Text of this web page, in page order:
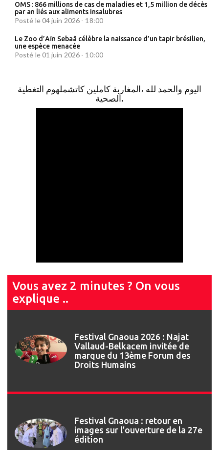
OMS : 866 millions de cas de maladies et 1,5 million de décès
par an liés aux aliments insalubres
Posté le 04 juin 2026 - 18:00
Le Zoo d’Aïn Sebaâ célèbre la naissance d’un tapir brésilien,
une espèce menacée
Posté le 01 juin 2026 - 10:00
اليوم والحمد لله ،المغاربة كاملين كاتشملهوم التغطية
الصحية.
Vous avez 2 minutes ? On vous
explique ..
Festival Gnaoua 2026 : Najat
Vallaud-Belkacem invitée de
marque du 13ème Forum des
Droits Humains
Festival Gnaoua : retour en
images sur l’ouverture de la 27e
édition